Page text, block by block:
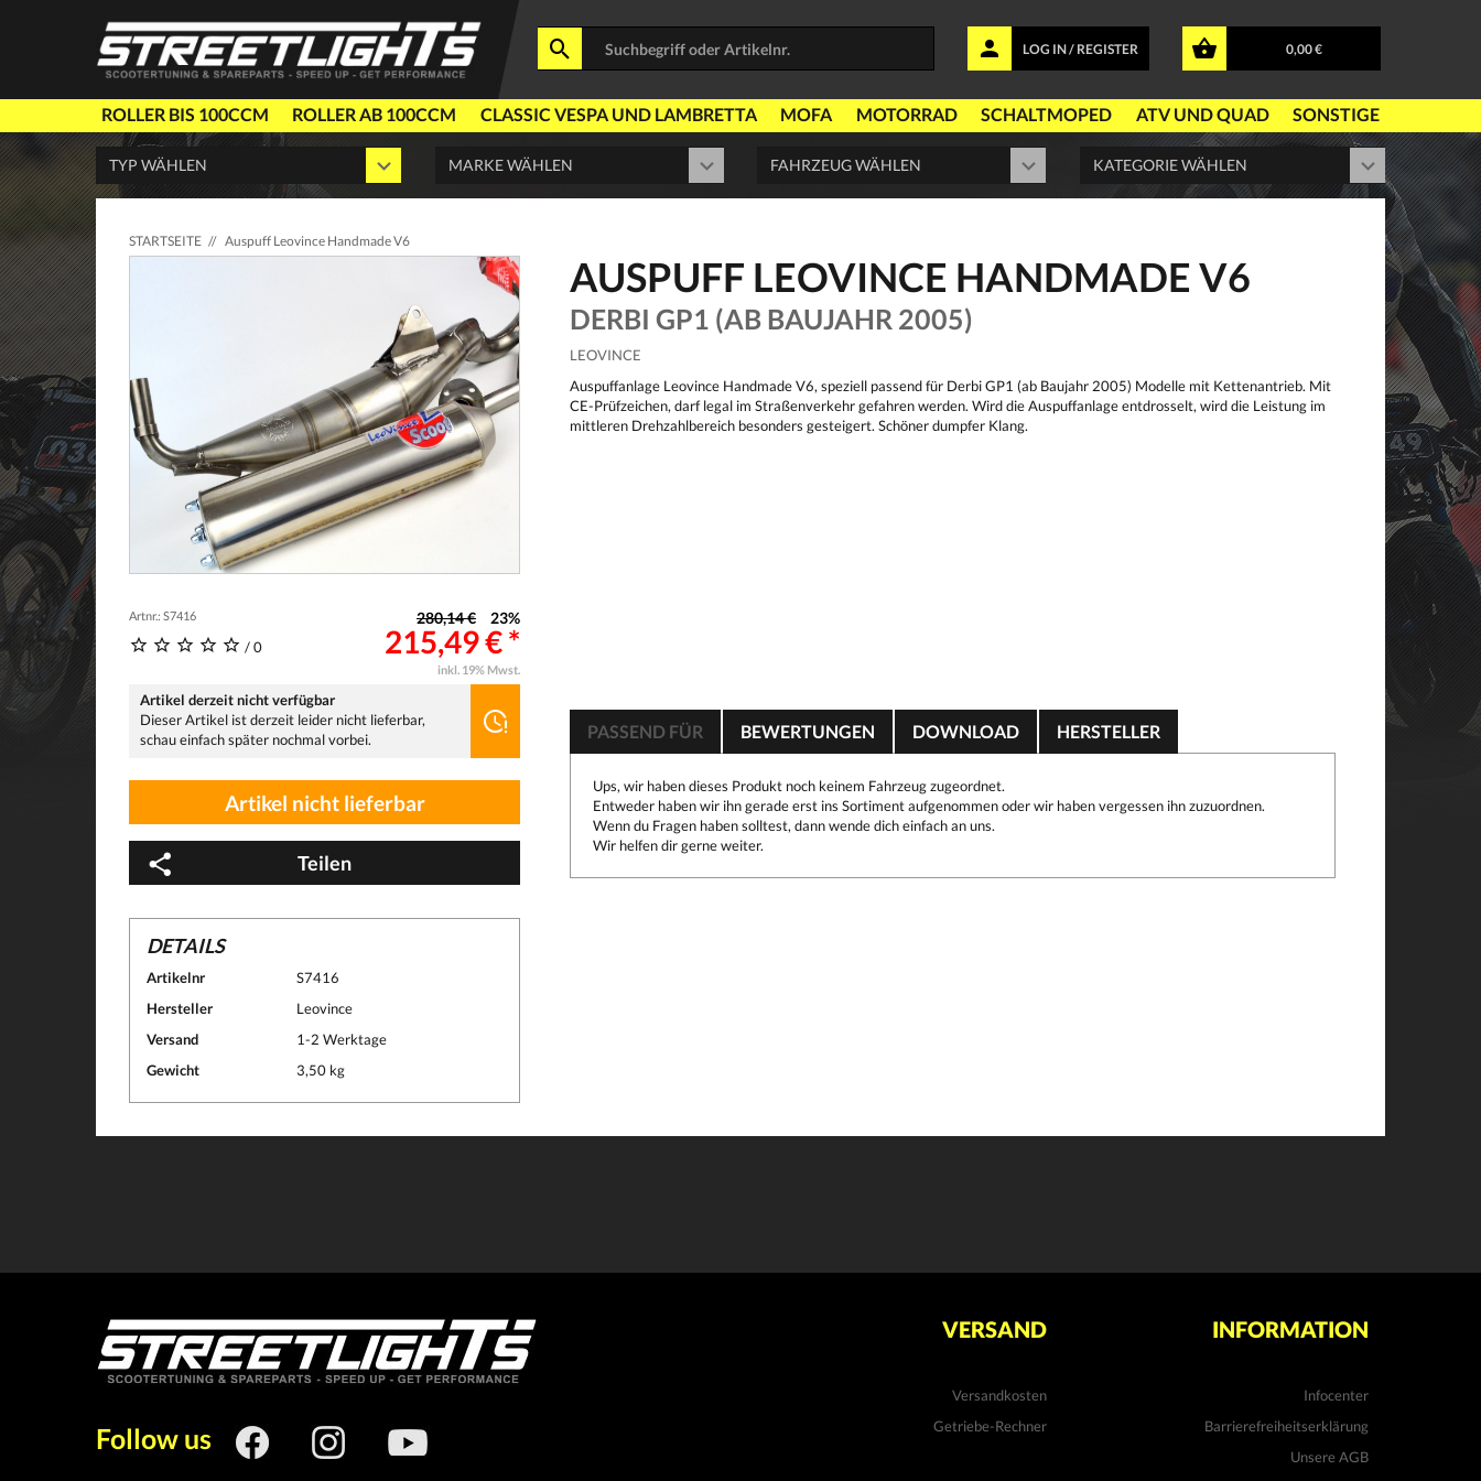
LOG IN / REGISTER 0,00 €
ROLLER BIS 100CCM ROLLER AB 100CCM CLASSIC VESPA UND LAMBRETTA MOFA MOTORRAD SCHALTMOPED ATV UND QUAD SONSTIGE
STARTSEITE // Auspuff Leovince Handmade V6
Artnr.: S7416 280,14 € 23%
/ 0 215,49 € *
inkl. 19% Mwst.
Artikel derzeit nicht verfügbar
Dieser Artikel ist derzeit leider nicht lieferbar,
schau einfach später nochmal vorbei.
Artikel nicht lieferbar
Teilen
DETAILS
Artikelnr
S7416
Hersteller
Leovince
Versand
1-2 Werktage
Gewicht
3,50 kg
AUSPUFF LEOVINCE HANDMADE V6
DERBI GP1 (AB BAUJAHR 2005)
LEOVINCE
Auspuffanlage Leovince Handmade V6, speziell passend für Derbi GP1 (ab Baujahr 2005) Modelle mit Kettenantrieb. Mit
CE-Prüfzeichen, darf legal im Straßenverkehr gefahren werden. Wird die Auspuffanlage entdrosselt, wird die Leistung im
mittleren Drehzahlbereich besonders gesteigert. Schöner dumpfer Klang.
PASSEND FÜR BEWERTUNGEN DOWNLOAD HERSTELLER
Ups, wir haben dieses Produkt noch keinem Fahrzeug zugeordnet.
Entweder haben wir ihn gerade erst ins Sortiment aufgenommen oder wir haben vergessen ihn zuzuordnen.
Wenn du Fragen haben solltest, dann wende dich einfach an uns.
Wir helfen dir gerne weiter.
Follow us
VERSAND
Versandkosten
Getriebe-Rechner
INFORMATION
Infocenter
Barrierefreiheitserklärung
Unsere AGB